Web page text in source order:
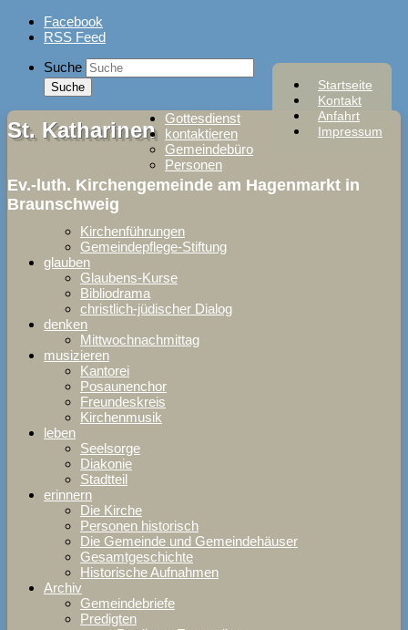
Skip
Facebook
RSS Feed
Startseite
Kontakt
Anfahrt
Impressum
Suche
St. Katharinen
Ev.-luth. Kirchengemeinde am Hagenmarkt in
Braunschweig
Gottesdienst
kontaktieren
Gemeindebüro
Personen
Kirchenführungen
Gemeindepflege-Stiftung
glauben
Glaubens-Kurse
Bibliodrama
christlich-jüdischer Dialog
denken
Mittwochnachmittag
musizieren
Kantorei
Posaunenchor
Freundeskreis
Kirchenmusik
leben
Seelsorge
Diakonie
Stadtteil
erinnern
Die Kirche
Personen historisch
Die Gemeinde und Gemeindehäuser
Gesamtgeschichte
Historische Aufnahmen
Archiv
Gemeindebriefe
Predigten